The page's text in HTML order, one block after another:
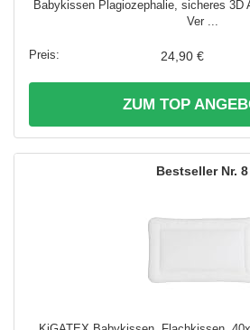
Babykissen Plagiozephalie, sicheres 3D
Ver ...
24,90 €
ZUM TOP
8